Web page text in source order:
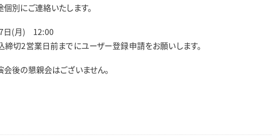
別にご連絡いたします。
日(月) 12:00
切2営業日前までにユーザー登録申請をお願いします。
後の懇親会はございません。